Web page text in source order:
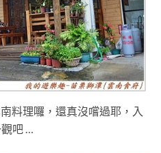
料理囉，還真沒嚐過耶 ，入
吧 …